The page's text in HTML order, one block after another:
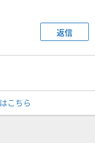
返信
こちら